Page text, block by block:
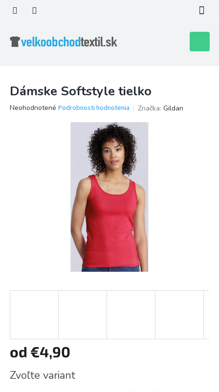
obsah
košík
Dámske Softstyle tielko
Priemerné
Neohodnotené Podrobnosti hodnotenia Značka: Gildan
od €4,90
cena:
Zvoľte variant